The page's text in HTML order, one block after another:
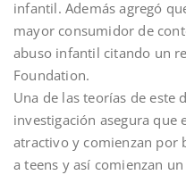
infantil. Además agregó
mayor consumidor de
abuso infantil citando un
Foundation.
Una de las teorías de este
investigación asegura que
atractivo y comienzan por
a teens y así comienzan